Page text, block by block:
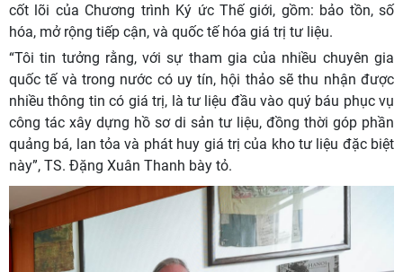
cốt lõi của Chương trình Ký ức Thế giới, gồm: bảo tồn, số
hóa, mở rộng tiếp cận, và quốc tế hóa giá trị tư liệu.
“Tôi tin tưởng rằng, với sự tham gia của nhiều chuyên gia
quốc tế và trong nước có uy tín, hội thảo sẽ thu nhận được
nhiều thông tin có giá trị, là tư liệu đầu vào quý báu phục vụ
công tác xây dựng hồ sơ di sản tư liệu, đồng thời góp phần
quảng bá, lan tỏa và phát huy giá trị của kho tư liệu đặc biệt
này”, TS. Đặng Xuân Thanh bày tỏ.